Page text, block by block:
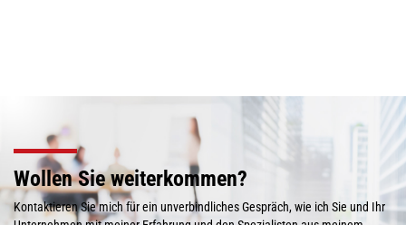
Wollen Sie weiterkommen?
Kontaktieren Sie mich für ein unverbindliches Gespräch, wie ich Sie und Ihr